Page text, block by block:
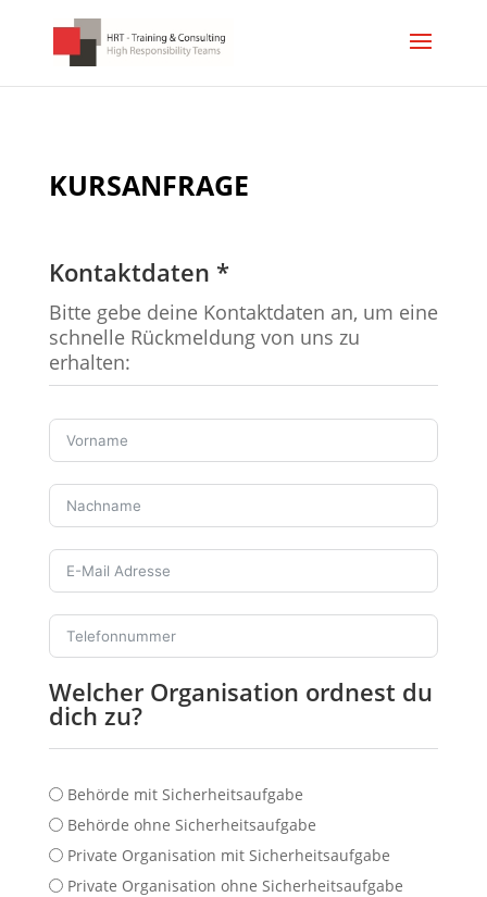
KURSANFRAGE
Kontaktdaten *
Bitte gebe deine Kontaktdaten an, um eine
schnelle Rückmeldung von uns zu
erhalten:
Welcher Organisation ordnest du
dich zu?
Behörde mit Sicherheitsaufgabe
Behörde ohne Sicherheitsaufgabe
Private Organisation mit Sicherheitsaufgabe
Private Organisation ohne Sicherheitsaufgabe